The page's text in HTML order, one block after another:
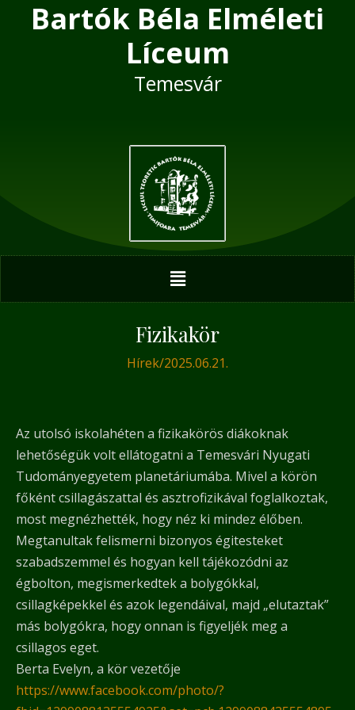
Bartók Béla Elméleti
Líceum
Temesvár
Menu
Fizikakör
Hírek/2025.06.21.
Az utolsó iskolahéten a fizikakörös diákoknak
lehetőségük volt ellátogatni a Temesvári Nyugati
Tudományegyetem planetáriumába. Mivel a körön
főként csillagászattal és asztrofizikával foglalkoztak,
most megnézhették, hogy néz ki mindez élőben.
Megtanultak felismerni bizonyos égitesteket
szabadszemmel és hogyan kell tájékozódni az
égbolton, megismerkedtek a bolygókkal,
csillagképekkel és azok legendáival, majd „elutaztak”
más bolygókra, hogy onnan is figyeljék meg a
csillagos eget.
Berta Evelyn, a kör vezetője
https://www.facebook.com/photo/?
Post
navigation